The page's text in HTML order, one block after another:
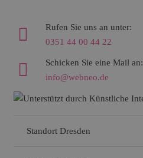
Rufen Sie uns an unter:
0351 44 00 44 22
Schicken Sie eine Mail an:
info@webneo.de
Standort Dresden